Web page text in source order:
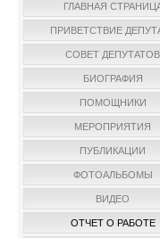
ГЛАВНАЯ
ПРИВЕТСТВИЕ
СОВЕТ ДЕПУТАТОВ
БИОГРАФИЯ
ПОМОЩНИКИ
МЕРОПРИЯТИЯ
ПУБЛИКАЦИИ
ФОТОАЛЬБОМЫ
ВИДЕО
ОТЧЕТ О РАБОТЕ